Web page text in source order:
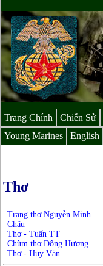
Trang Chính Chiến Sử
Young Marines
English
Thơ
Trang thơ Nguyễn Minh
Châu
Thơ - Tuấn TT
Chùm thơ Đông Hương
Thơ - Huy Văn